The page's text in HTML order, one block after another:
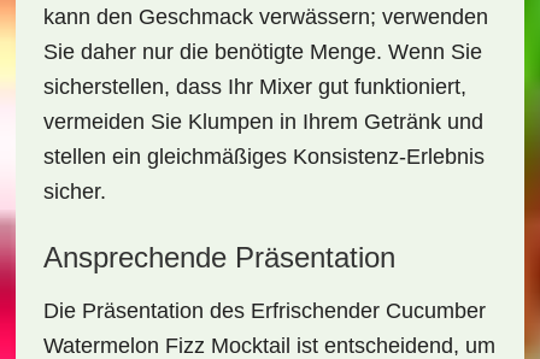
kann den Geschmack verwässern; verwenden
Sie daher nur die benötigte Menge. Wenn Sie
sicherstellen, dass Ihr Mixer gut funktioniert,
vermeiden Sie Klumpen in Ihrem Getränk und
stellen ein gleichmäßiges Konsistenz-Erlebnis
sicher.
Ansprechende Präsentation
Die Präsentation des Erfrischender Cucumber
Watermelon Fizz Mocktail ist entscheidend, um